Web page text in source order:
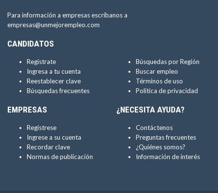
Para información a empresas escríbanos a
empresas@unmejorempleo.com
CANDIDATOS
Regístrate
Ingresa a tu cuenta
Reestablecer clave
Búsquedas frecuentes
Búsquedas por Región
Buscar empleo
Términos de uso
Política de privacidad
EMPRESAS
Regístrese
Ingrese a su cuenta
Recordar clave
Normas de publicación
¿NECESITA AYUDA?
Contáctenos
Preguntas frecuentes
¿Quiénes somos?
Información de interés